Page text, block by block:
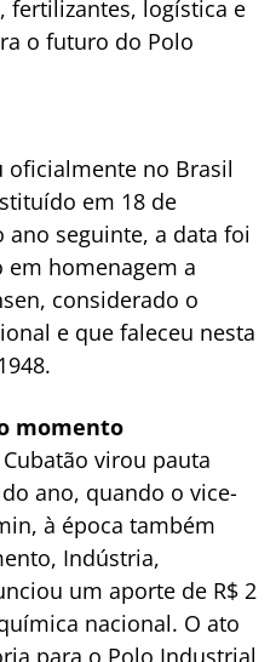
fertilizantes, logística e
o futuro do Polo
oficialmente no Brasil
em 18 de
seguinte, a data foi
em homenagem a
considerado o
e que faleceu nesta
momento
virou pauta
ano, quando o vice-
à época também
Indústria,
um aporte de R$ 2
nacional. O ato
para o Polo Industrial